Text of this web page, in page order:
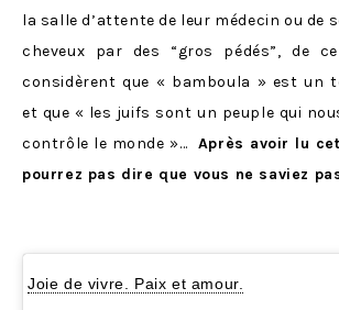
la salle d’attente de leur médecin ou de
cheveux par des “gros pédés”, de
considèrent que « bamboula » est un
et que « les juifs sont un peuple qui
contrôle le monde »… Après avoir lu
pourrez pas dire que vous ne saviez
Joie de vivre. Paix et amour.